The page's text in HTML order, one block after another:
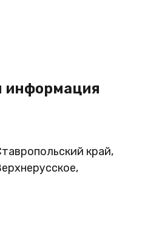
информация
край,